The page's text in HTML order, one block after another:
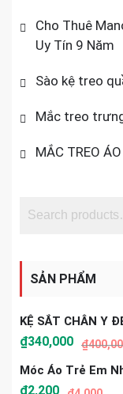
Cho Thuê
Uy Tín 9 Năm
Sào kệ treo
Mắc treo
MẮC TREO
SẢN PHẨM
KỆ SẮT CHÂN Y
₫
₫340,000
Móc Áo Trẻ Em
₫2,200